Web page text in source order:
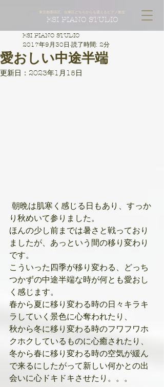
東京都墨田区、台東区どちらからも通えるピアノ教室
ESI PIANO STUDIO
愛おしい中途半端
ESI PIANO STUDIO
2017年9月30日 読了時間: 2分
更新日： 2023年1月15日
り秋めいて参りました。
ほんの少し前までは暑さと戦っており
ましたが、あっという間の移り変わり
です。
こういった四季が移り変わる、どっち
つかずの中途半端な時が何とも愛おし
く感じます。
春から夏に移り変わる時の日々キラキ
ラしていく景色に心奪われたり、
秋から冬に移り変わる時のフワフワホ
クホクしているものに心癒されたり、
冬から春に移り変わる時の空気が緩ん
で来るにしたがって新しい何かとの出
会いに心ドキドキさせたり。。。